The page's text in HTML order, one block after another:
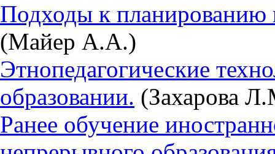
Подходы к планированию
(Майер А.А.)
Этнопедагогические
образовании. (Захарова
Ранее обучение